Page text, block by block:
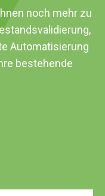
noch mehr zu
Automatisierung
bestehende